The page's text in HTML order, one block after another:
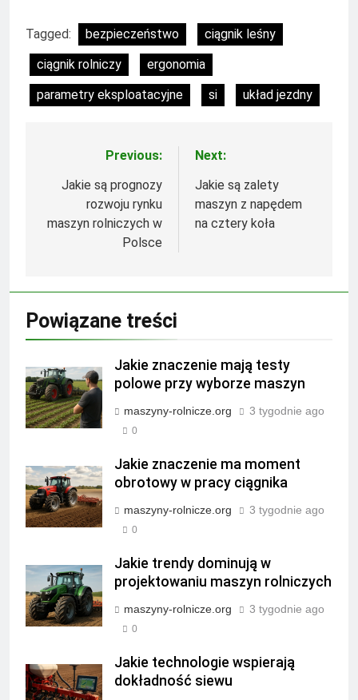
Tagged: bezpieczeństwo
ciągnik leśny
ciągnik rolniczy
ergonomia
parametry eksploatacyjne
si układ jezdny
Nawigacja
wpisu
Previous:
Jakie są prognozy
rozwoju rynku
maszyn rolniczych w
Polsce
Next:
Jakie są zalety
maszyn z napędem
na cztery koła
Powiązane treści
Jakie znaczenie mają testy
polowe przy wyborze maszyn
maszyny-rolnicze.org 3 tygodnie ago
0
Jakie znaczenie ma moment
obrotowy w pracy ciągnika
maszyny-rolnicze.org 3 tygodnie ago
0
Jakie trendy dominują w
projektowaniu maszyn rolniczych
maszyny-rolnicze.org 3 tygodnie ago
0
Jakie technologie wspierają
dokładność siewu